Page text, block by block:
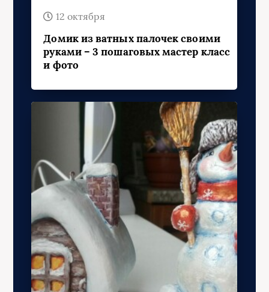
12 октября
Домик из ватных палочек своими
руками – 3 пошаговых мастер класс
и фото